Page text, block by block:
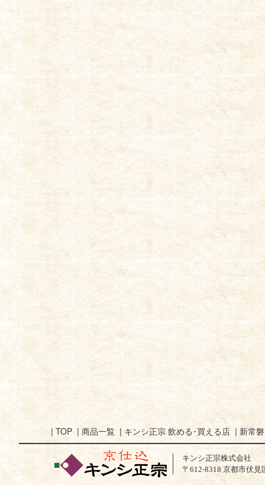
| TOP| 商品一覧 | キンシ正宗 飲める･買える店| 新常
キンシ正宗株式会社
〒612-8318 京都市伏